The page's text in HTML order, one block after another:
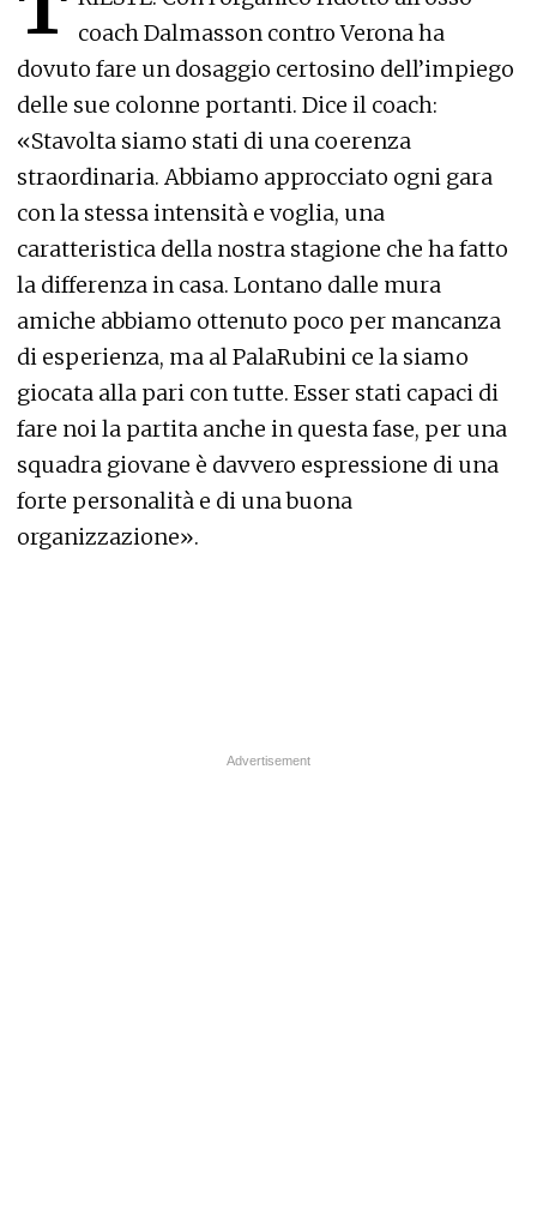
coach Dalmasson contro Verona ha
dovuto fare un dosaggio certosino dell’impiego
delle sue colonne portanti. Dice il coach:
«Stavolta siamo stati di una coerenza
straordinaria. Abbiamo approcciato ogni gara
con la stessa intensità e voglia, una
caratteristica della nostra stagione che ha fatto
la differenza in casa. Lontano dalle mura
amiche abbiamo ottenuto poco per mancanza
di esperienza, ma al PalaRubini ce la siamo
giocata alla pari con tutte. Esser stati capaci di
fare noi la partita anche in questa fase, per una
squadra giovane è davvero espressione di una
forte personalità e di una buona
organizzazione».